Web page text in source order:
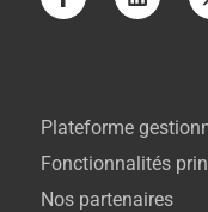
Plateforme
Fonctionnalités
Nos partenaires